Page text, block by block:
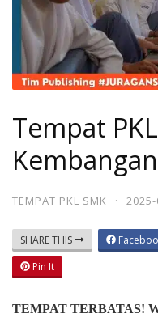
Tempat
Kembangan
TEMPAT PKL SMK ·
SHARE THIS
Pin It
TEMPAT TERBATAS!